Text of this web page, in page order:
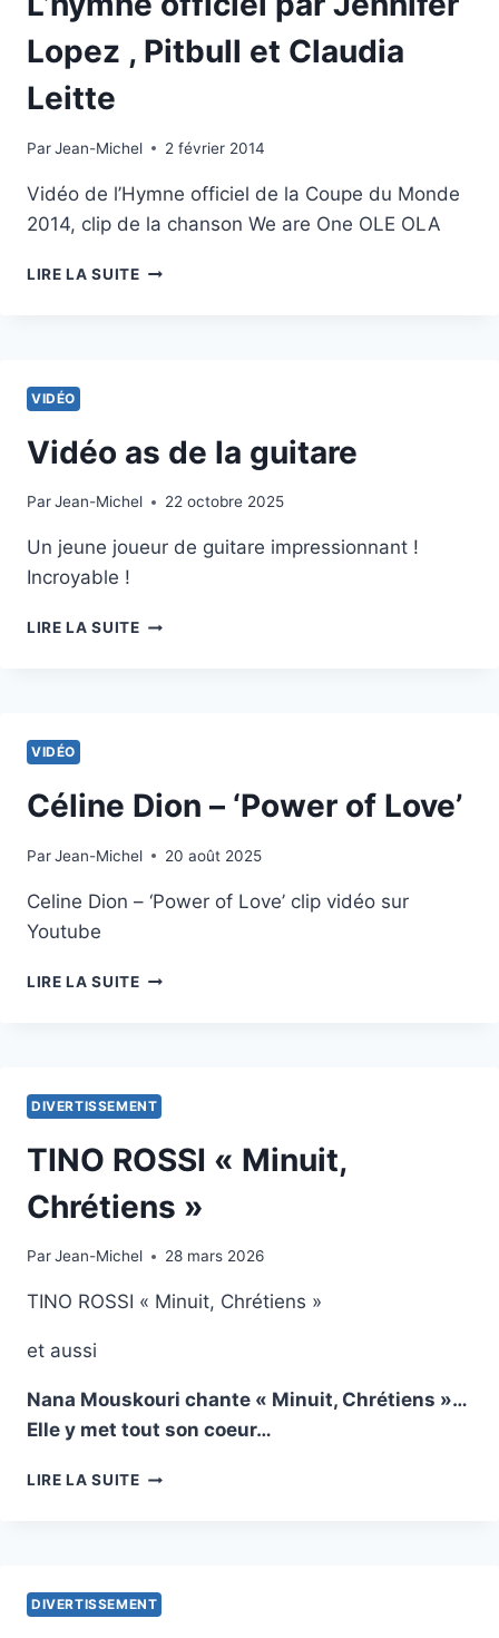
Lopez , Pitbull et Claudia
Leitte
ParJean-Michel
2 février 2014 2 février 2014
Vidéo de l’Hymne officiel de la Coupe du Monde
2014, clip de la chanson We are One OLE OLA
LIRE LA SUITECOUPE
LOPEZ
PITBULL
CLAUDIA
VIDÉO
Vidéo as de la guitare
ParJean-Michel
5 février 2013 22 octobre 2025
Un jeune joueur de guitare impressionnant !
Incroyable !
LIRE LA SUITEVIDÉO
VIDÉO
Céline Dion – ‘Power of Love’
ParJean-Michel
2 février 2013 20 août 2025
Celine Dion – ‘Power of Love’ clip vidéo sur
Youtube
LIRE LA SUITECÉLINE
LOVE’
DIVERTISSEMENT
TINO ROSSI « Minuit,
Chrétiens »
ParJean-Michel
1 février 2013 28 mars 2026
TINO ROSSI « Minuit, Chrétiens »
et aussi
Nana Mouskouri chante « Minuit, Chrétiens »…
Elle y met tout son coeur…
LIRE LA SUITETINO
DIVERTISSEMENT